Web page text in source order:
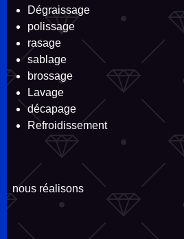
Dégraissage
polissage
rasage
sablage
brossage
Lavage
décapage
Refroidissement
nous réalisons